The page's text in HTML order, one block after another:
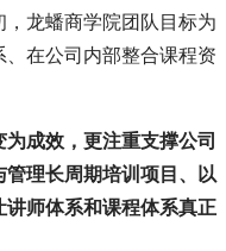
，龙蟠商学院团队目标为
在公司内部整合课程资
成效，更注重支撑公司
理长周期培训项目、以
师体系和课程体系真正